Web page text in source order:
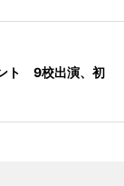
ト 9校出演、初